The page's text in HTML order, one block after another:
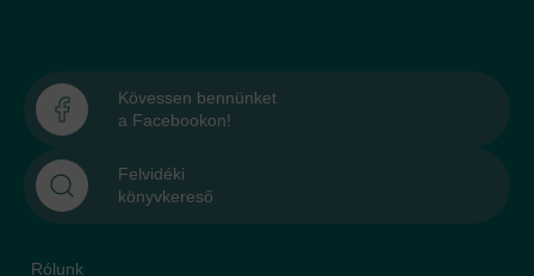
Kövessen bennünket
a Facebookon!
Felvidéki
könyvkereső
Rólunk